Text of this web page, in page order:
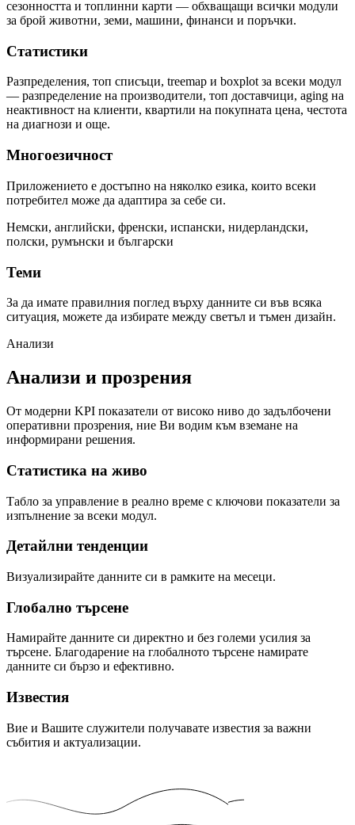
сезонността и топлинни карти — обхващащи всички модули
за брой животни, земи, машини, финанси и поръчки.
Статистики
Разпределения, топ списъци, treemap и boxplot за всеки модул
— разпределение на производители, топ доставчици, aging на
неактивност на клиенти, квартили на покупната цена, честота
на диагнози и още.
Многоезичност
Приложението е достъпно на няколко езика, които всеки
потребител може да адаптира за себе си.
Немски, английски, френски, испански, нидерландски,
полски, румънски и български
Теми
За да имате правилния поглед върху данните си във всяка
ситуация, можете да избирате между светъл и тъмен дизайн.
Анализи
Анализи и прозрения
От модерни KPI показатели от високо ниво до задълбочени
оперативни прозрения, ние Ви водим към вземане на
информирани решения.
Статистика на живо
Табло за управление в реално време с ключови показатели за
изпълнение за всеки модул.
Детайлни тенденции
Визуализирайте данните си в рамките на месеци.
Глобално търсене
Намирайте данните си директно и без големи усилия за
търсене. Благодарение на глобалното търсене намирате
данните си бързо и ефективно.
Известия
Вие и Вашите служители получавате известия за важни
събития и актуализации.